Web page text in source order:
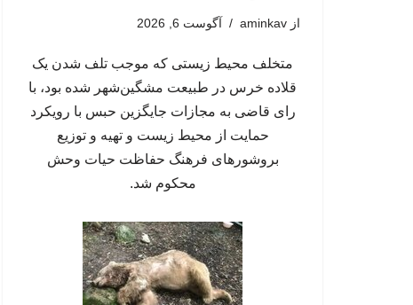
از aminkav آگوست 6, 2026
متخلف محیط زیستی که موجب تلف شدن یک
قلاده خرس در طبیعت مشگین‌شهر شده بود، با
رای قاضی به مجازات جایگزین حبس با رویکرد
حمایت از محیط زیست و تهیه و توزیع
بروشورهای فرهنگ حفاظت حیات وحش
محکوم شد.